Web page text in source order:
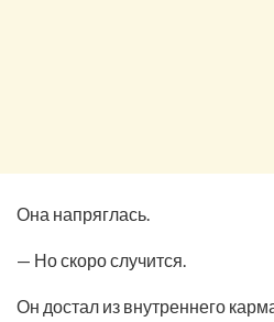
Она напряглась.
— Но скоро случится.
Он достал из внутреннего